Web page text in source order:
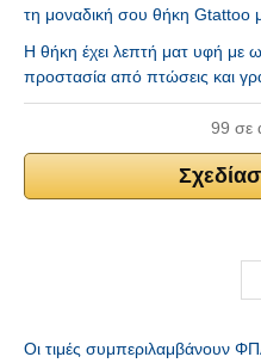
τη μοναδική σου θήκη Gtattoo
Η θήκη έχει λεπτή ματ υφή με
προστασία από πτώσεις και
99 σε
Οι τιμές συμπεριλαμβάνουν